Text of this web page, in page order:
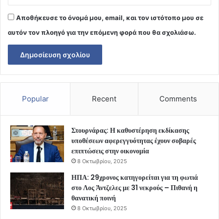
Αποθήκευσε το όνομά μου, email, και τον ιστότοπο μου σε
αυτόν τον πλοηγό για την επόμενη φορά που θα σχολιάσω.
Popular Recent Comments
Στουρνάρας: Η καθυστέρηση εκδίκασης
υποθέσεων αφερεγγυότητας έχουν σοβαρές
επιπτώσεις στην οικονομία
8 Οκτωβρίου, 2025
ΗΠΑ: 29χρονος κατηγορείται για τη φωτιά
στο Λος Άντζελες με 31 νεκρούς – Πιθανή η
θανατική ποινή
8 Οκτωβρίου, 2025